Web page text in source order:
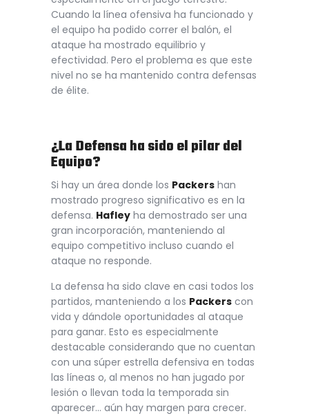
Cuando la línea ofensiva ha funcionado y
el equipo ha podido correr el balón, el
ataque ha mostrado equilibrio y
efectividad. Pero el problema es que este
nivel no se ha mantenido contra defensas
de élite.
¿La Defensa ha sido el pilar del
Equipo?
Si hay un área donde los Packers han
mostrado progreso significativo es en la
defensa. Hafley ha demostrado ser una
gran incorporación, manteniendo al
equipo competitivo incluso cuando el
ataque no responde.
La defensa ha sido clave en casi todos los
partidos, manteniendo a los Packers con
vida y dándole oportunidades al ataque
para ganar. Esto es especialmente
destacable considerando que no cuentan
con una súper estrella defensiva en todas
las líneas o, al menos no han jugado por
lesión o llevan toda la temporada sin
aparecer… aún hay margen para crecer.